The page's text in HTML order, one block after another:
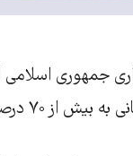
جمهوری اسلامی
درصد رسيده است."